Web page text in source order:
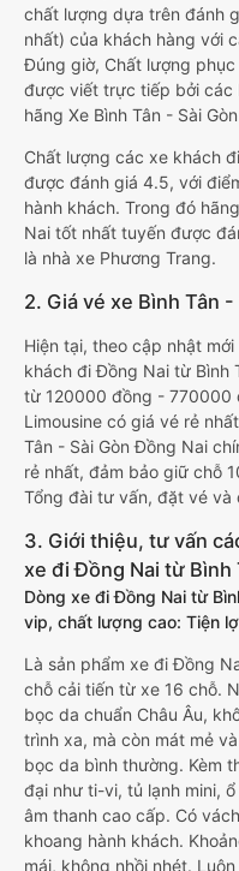
chất lượng dựa trên đánh
nhất) của khách hàng với
Đúng giờ, Chất lượng phục
được viết trực tiếp bởi các
hãng Xe Bình Tân - Sài
Chất lượng các xe khách
được đánh giá 4.5, với
hành khách. Trong đó
Nai tốt nhất tuyến được
là nhà xe Phương Trang.
2. Giá vé xe Bình Tân
Hiện tại, theo cập nhật mới
khách đi Đồng Nai từ Bình
từ 120000 đồng - 770000
Limousine có giá vé rẻ
Tân - Sài Gòn Đồng Nai
rẻ nhất, đảm bảo giữ chỗ
Tổng đài tư vấn, đặt vé và
3. Giới thiệu, tư vấn
xe đi Đồng Nai từ Bình
Dòng xe đi Đồng Nai từ
vip, chất lượng cao: Tiện
Là sản phẩm xe đi Đồng
chỗ cải tiến từ xe 16 chỗ.
bọc da chuẩn Châu Âu,
trình xa, mà còn mát mẻ
bọc da bình thường. Kèm
đại như ti-vi, tủ lạnh mini,
âm thanh cao cấp. Có
khoang hành khách.
mái, không nhồi nhét.